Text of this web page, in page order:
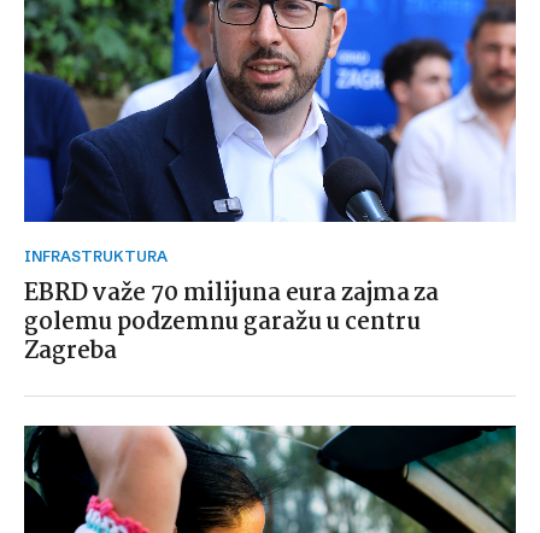
INFRASTRUKTURA
EBRD važe 70 milijuna eura zajma za
golemu podzemnu garažu u centru
Zagreba